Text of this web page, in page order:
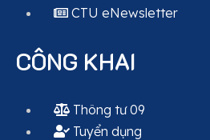
CTU eNewsletter
CÔNG KHAI
Thông tư 09
Tuyển dụng